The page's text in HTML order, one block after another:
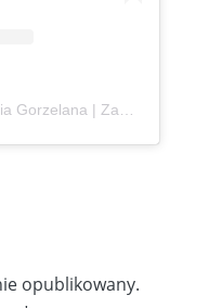
opublikowany.